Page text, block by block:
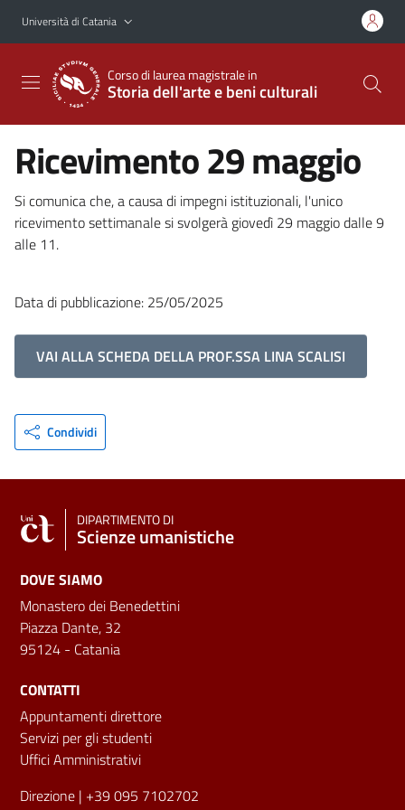
Vai al contenuto principale
Vai al menu di navigazione
Università di Catania
Corso di laurea magistrale in
Storia dell'arte e beni culturali
Ricevimento 29 maggio
Si comunica che, a causa di impegni istituzionali, l'unico
ricevimento settimanale si svolgerà giovedì 29 maggio dalle 9
alle 11.
Data di pubblicazione: 25/05/2025
VAI ALLA SCHEDA DELLA PROF.SSA LINA SCALISI
Condividi
DIPARTIMENTO DI
Scienze umanistiche
DOVE SIAMO
Monastero dei Benedettini
Piazza Dante, 32
95124 - Catania
CONTATTI
Appuntamenti direttore
Servizi per gli studenti
Uffici Amministrativi
Direzione | +39 095 7102702